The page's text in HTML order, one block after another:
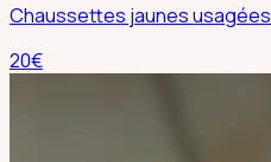
Chaussettes jaunes usagées
20€